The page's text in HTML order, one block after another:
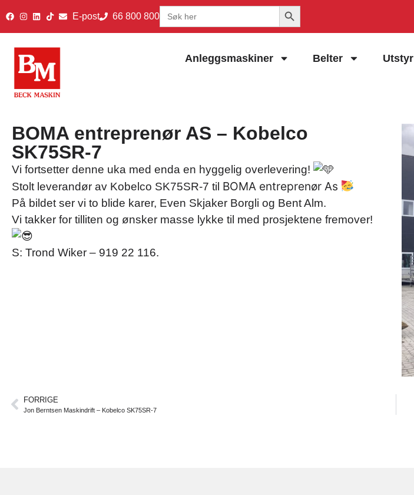
E-post 66 800 800
Search
for:
Search Button
Anleggsmaskiner Belter Utstyr
BOMA entreprenør AS – Kobelco
SK75SR-7
Vi fortsetter denne uka med enda en hyggelig overlevering!
Stolt leverandør av Kobelco SK75SR-7 til BOMA entreprenør As
På bildet ser vi to blide karer, Even Skjaker Borgli og Bent Alm.
Vi takker for tilliten og ønsker masse lykke til med prosjektene fremover!
S: Trond Wiker – 919 22 116.
FORRIGE
Jon Berntsen Maskindrift – Kobelco SK75SR-7